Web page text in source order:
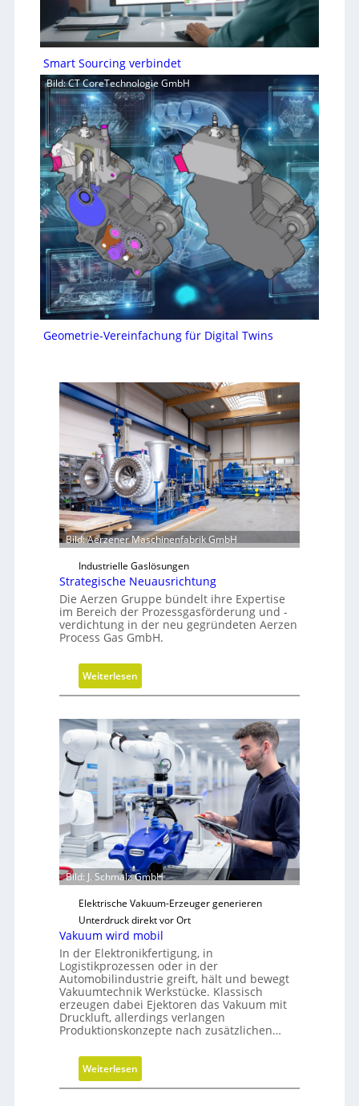
Smart Sourcing verbindet
Bild: CT CoreTechnologie GmbH
Geometrie-Vereinfachung für Digital Twins
Bild: Aerzener Maschinenfabrik GmbH
Industrielle Gaslösungen
Strategische Neuausrichtung
Die Aerzen Gruppe bündelt ihre Expertise
im Bereich der Prozessgasförderung und -
verdichtung in der neu gegründeten Aerzen
Process Gas GmbH.
Weiterlesen:
S
r
a
t
e
g
i
s
c
h
e
e
u
u
s
r
i
c
u
Bild: J. Schmalz GmbH
Elektrische Vakuum-Erzeuger generieren
Unterdruck direkt vor Ort
Vakuum wird mobil
In der Elektronikfertigung, in
Logistikprozessen oder in der
Automobilindustrie greift, hält und bewegt
Vakuumtechnik Werkstücke. Klassisch
erzeugen dabei Ejektoren das Vakuum mit
Druckluft, allerdings verlangen
Produktionskonzepte nach zusätzlichen…
Weiterlesen:
V